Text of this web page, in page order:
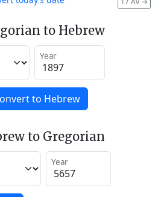
to Hebrew
Year
to Hebrew
to Gregorian
Year